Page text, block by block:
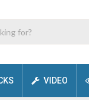
VIDEO